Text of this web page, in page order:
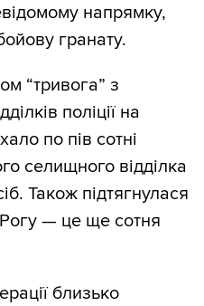
напрямку,
гранату.
“тривога” з
поліції на
по пів сотні
селищного відділка
Також підтягнулася
— це ще сотня
близько